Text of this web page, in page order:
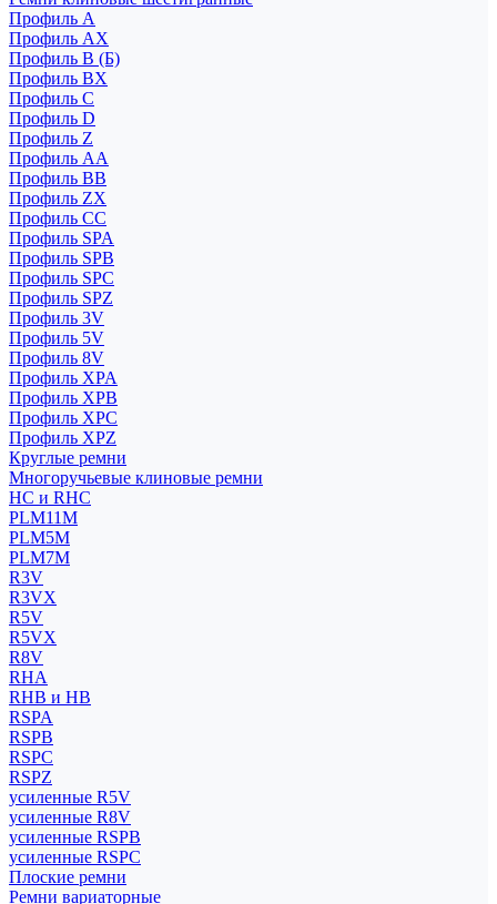
Профиль A
Профиль AX
Профиль B (Б)
Профиль BX
Профиль C
Профиль D
Профиль Z
Профиль АА
Профиль BB
Профиль ZX
Профиль CC
Профиль SPA
Профиль SPB
Профиль SPC
Профиль SPZ
Профиль 3V
Профиль 5V
Профиль 8V
Профиль XPA
Профиль XPB
Профиль XPC
Профиль XPZ
Круглые ремни
Многоручьевые клиновые ремни
HC и RHC
PLM11M
PLM5M
PLM7M
R3V
R3VX
R5V
R5VX
R8V
RHA
RHB и HB
RSPA
RSPB
RSPC
RSPZ
усиленные R5V
усиленные R8V
усиленные RSPB
усиленные RSPC
Плоские ремни
Ремни вариаторные